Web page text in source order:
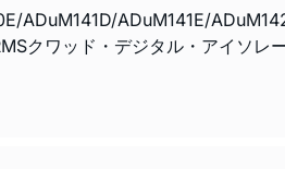
ADuM141D/ADuM141E/
クワッド・デジタル・アイソレ